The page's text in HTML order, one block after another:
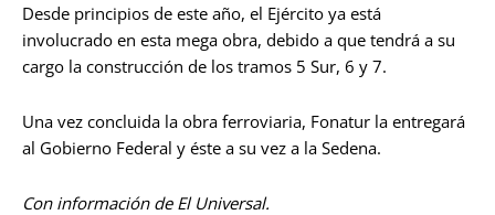
Desde principios de este año, el Ejército ya está
involucrado en esta mega obra, debido a que tendrá a su
cargo la construcción de los tramos 5 Sur, 6 y 7.
Una vez concluida la obra ferroviaria, Fonatur la entregará
al Gobierno Federal y éste a su vez a la Sedena.
Con información de El Universal.